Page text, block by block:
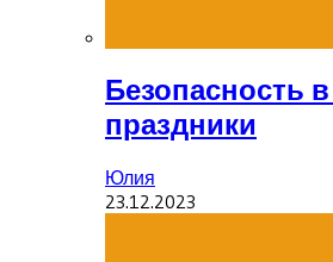
Безопасность
праздники
Юлия
23.12.2023